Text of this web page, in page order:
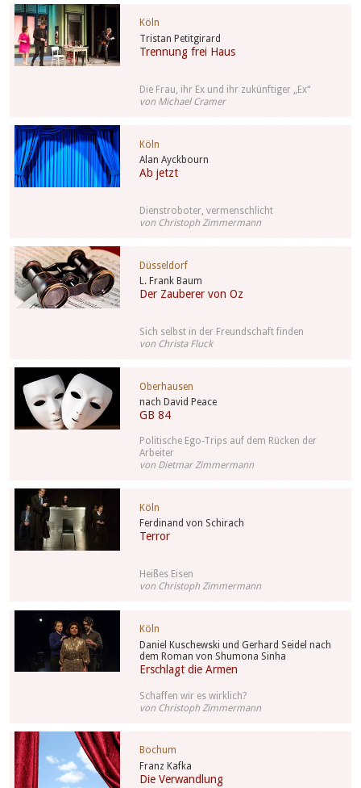
Tristan Petitgirard
Trennung frei Haus
Köln
Die Frau, ihr Ex und ihr zukünftiger „Ex“
von Michael Cramer
Alan Ayckbourn
Ab jetzt
Köln
Dienstroboter, vermenschlicht
von Christoph Zimmermann
L. Frank Baum
Der Zauberer von Oz
Düsseldorf
Sich selbst in der Freundschaft finden
von Christa Fluck
nach David Peace
GB 84
Oberhausen
Politische Ego-Trips auf dem Rücken der
Arbeiter
von Dietmar Zimmermann
Ferdinand von Schirach
Terror
Köln
Heißes Eisen
von Christoph Zimmermann
Daniel Kuschewski und Gerhard Seidel nach
dem Roman von Shumona Sinha
Erschlagt die Armen
Köln
Schaffen wir es wirklich?
von Christoph Zimmermann
Franz Kafka
Die Verwandlung
Bochum